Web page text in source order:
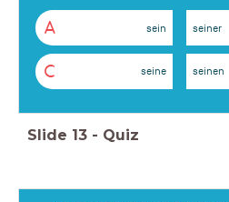
A sein seiner
C seine seinen
Slide 13 - Quiz